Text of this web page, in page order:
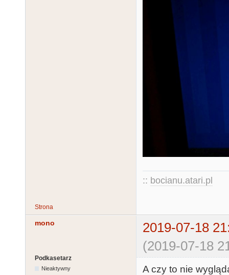
:: bocianu.atari.pl
Strona
mono
2019-07-18
(2019-07-18
Podkasetarz
Nieaktywny
A czy to nie